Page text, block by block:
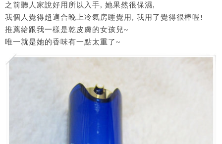
之前聽人家說好用所以入手, 她果然很保濕,
我個人覺得超適合晚上冷氣房睡覺用, 我用了覺得很棒喔!
推薦給跟我一樣是乾皮膚的女孩兒~
唯一就是她的香味有一點太重了~